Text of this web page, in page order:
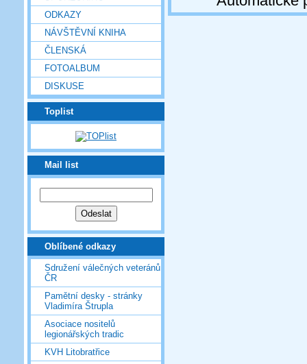
ODKAZY
NÁVŠTĚVNÍ KNIHA
ČLENSKÁ
FOTOALBUM
DISKUSE
Toplist
Mail list
Oblíbené odkazy
Sdružení válečných veteránů
ČR
Pamětní desky - stránky
Vladimíra Štrupla
Asociace nositelů
legionářských tradic
KVH Litobratřice